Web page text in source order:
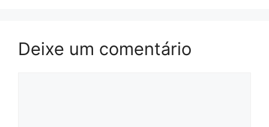
Deixe um comentário